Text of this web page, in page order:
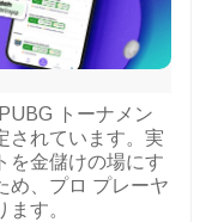
トーナメン
されています。実
を金儲けの場にす
め、プロ プレーヤ
す。